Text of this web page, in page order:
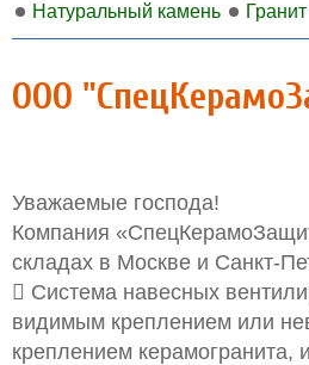
Натуральный камень
Гранит
ООО
Уважаемые господа!
Компания
складах в Москве и Санкт-
 Система навесных
видимым креплением или
креплением керамогранита,